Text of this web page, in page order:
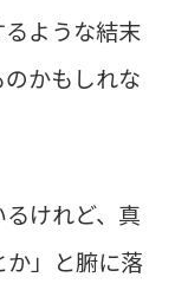
ような結末
かもしれな
けれど、真
」と腑に落